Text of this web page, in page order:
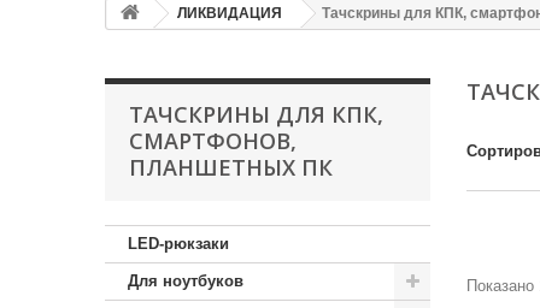
ЛИКВИДАЦИЯ Тачскрины для КПК,
ТАЧСКРИНЫ ДЛЯ КПК,
СМАРТФОНОВ,
ПЛАНШЕТНЫХ ПК
LED-рюкзаки
Для ноутбуков